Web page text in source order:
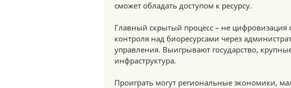
сможет обладать доступом к ресурсу.
Главный скрытый процесс – не цифровизация
контроля над биоресурсами через
управления. Выигрывают государство,
инфраструктура.
Проиграть могут региональные экономики,